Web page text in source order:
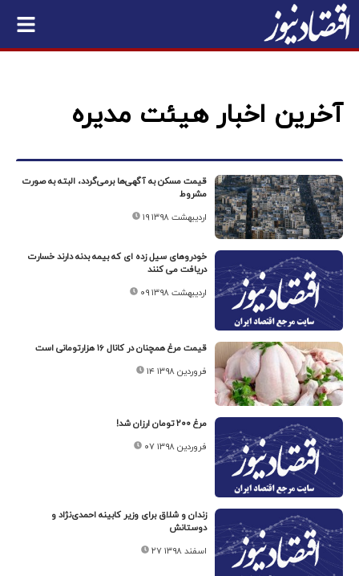
آخرین اخبار هیئت مدیره
قیمت مسکن به آگهی‌ها برمی‌گردد، البته به صورت
مشروط
۱۹ اردیبهشت ۱۳۹۸
خودروهای سیل زده ای که بیمه بدنه دارند خسارت
دریافت می کنند
۰۹ اردیبهشت ۱۳۹۸
قیمت مرغ همچنان در کانال ۱۶ هزارتومانی است
۱۴ فروردین ۱۳۹۸
مرغ ۲۰۰ تومان ارزان شد!
۰۷ فروردین ۱۳۹۸
زندان و شلاق برای وزیر کابینه احمدی‌نژاد و
دوستانش
۲۷ اسفند ۱۳۹۸